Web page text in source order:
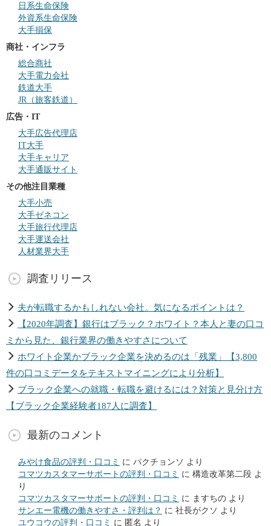
日系生命保険
外資系生命保険
大手損保
商社・インフラ
総合商社
大手電力会社
鉄道大手
JR（旅客鉄道）
広告・IT
大手広告代理店
IT大手
大手キャリア
大手通販サイト
その他注目業種
大手小売
大手ゼネコン
大手旅行代理店
大手運送会社
人材業界大手
調査リリース
夫が転職するかもしれない会社。気になるポイントは？
【2020年調査】銀行はブラック？ホワイト？本人と妻の口コ
ミから見た、銀行業界の働きやすさについて
ホワイト企業かブラック企業を決めるのは「残業」【3,800
件の口コミデータをテキストマイニングにより分析】
ブラック企業への就職・転職を避けるには？対策と見分け方
【ブラック企業経験者187人に調査】
最新のコメント
みやけ食品の評判・口コミ に パクチョンソ より
コマツカスタマーサポートの評判・口コミ に 構造改革第二段 よ
り
コマツカスタマーサポートの評判・口コミ に ますちの より
サンエー電機の働きやすさ・評判は？ に 社長がクソ より
ユウコウの評判・口コミ に 匿名 より